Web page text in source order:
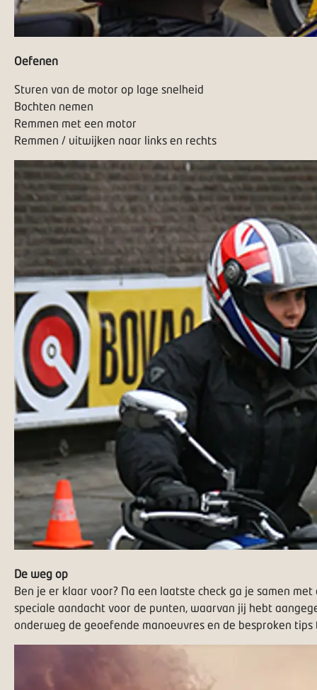
Oefenen
Sturen van de motor op lage snelheid
Bochten nemen
Remmen met een motor
Remmen / uitwijken naar links en rechts
De weg op
Ben je er klaar voor? Na een laatste check ga je samen
speciale aandacht voor de punten, waarvan jij hebt
onderweg de geoefende manoeuvres en de besproken